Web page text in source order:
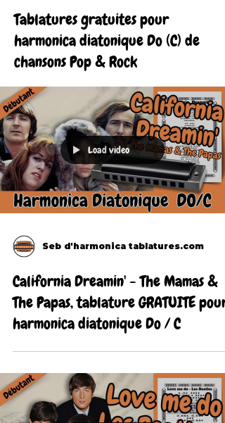
Tablatures gratuites pour
harmonica diatonique Do (C) de
chansons Pop & Rock
Load video
Seb d'harmonica tablatures.com
California Dreamin' - The Mamas &
The Papas, tablature GRATUITE pour
harmonica diatonique Do / C